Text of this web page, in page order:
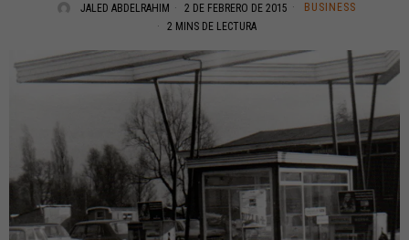
JALED ABDELRAHIM 2 DE FEBRERO DE 2015
BUSINESS
2 MINS DE LECTURA